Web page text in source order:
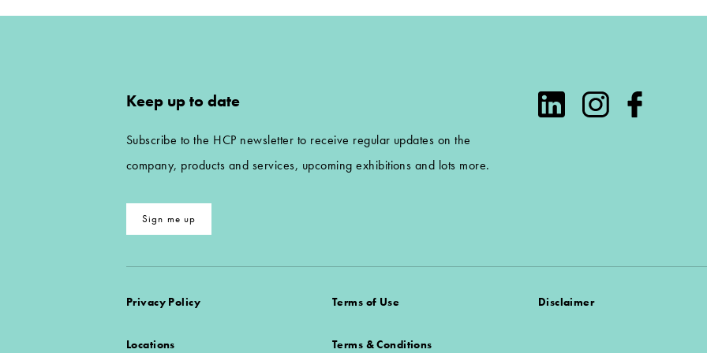
Keep up to date
Subscribe to the HCP newsletter to receive regular updates on the
company, products and services, upcoming exhibitions and lots more.
Sign me up
Privacy Policy Terms of Use Disclaimer
Locations Terms & Conditions